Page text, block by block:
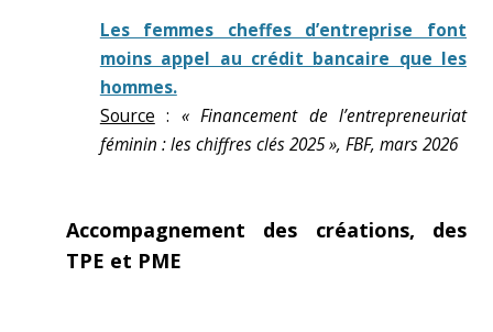
Les femmes cheffes d’entreprise font
moins appel au crédit bancaire que les
hommes.
Source : « Financement de l’entrepreneuriat
féminin : les chiffres clés 2025 », FBF, mars 2026
Accompagnement des créations, des
TPE et PME